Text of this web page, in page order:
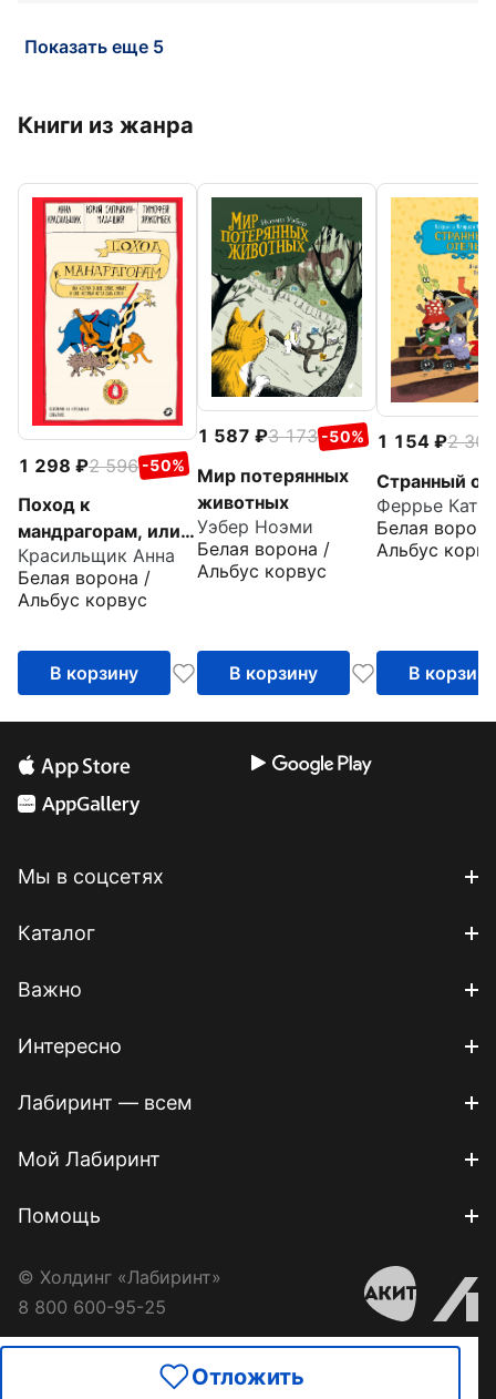
Отложить
Показать еще 5
Книги из жанра
1 298 2 596 -50%
Поход к
мандрагорам, или
История о льве,
слоне, жирафе и
еже, который
Красильщик Анна
Белая ворона /
Альбус корвус
В корзину
1 587 3 173 -50%
Мир потерянных
животных
Уэбер Ноэми
Белая ворона /
Альбус корвус
В корзину
1 154
2 308
Странный
Феррье
Белая
Альбус
В корзину
Мы в соцсетях
Каталог
Важно
Интересно
Лабиринт — всем
Мой Лабиринт
Помощь
© Холдинг «Лабиринт»
8 800 600-95-25